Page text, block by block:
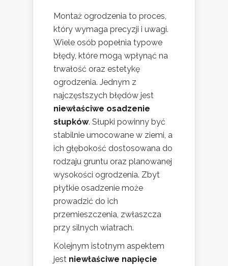
Montaż ogrodzenia to proces,
który wymaga precyzji i uwagi.
Wiele osób popełnia typowe
błędy, które mogą wpłynąć na
trwałość oraz estetykę
ogrodzenia. Jednym z
najczęstszych błędów jest
niewłaściwe osadzenie
słupków. Słupki powinny być
stabilnie umocowane w ziemi, a
ich głębokość dostosowana do
rodzaju gruntu oraz planowanej
wysokości ogrodzenia. Zbyt
płytkie osadzenie może
prowadzić do ich
przemieszczenia, zwłaszcza
przy silnych wiatrach.
Kolejnym istotnym aspektem
jest niewłaściwe napięcie